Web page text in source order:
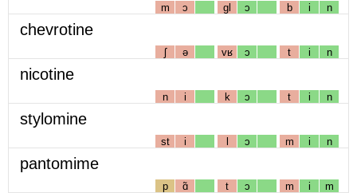
m ɔ gl ɔ b i n
chevrotine
ʃ ə vʁ ɔ t i n
nicotine
n i k ɔ t i n
stylomine
st i l ɔ m i n
pantomime
p ɑ̃ t ɔ m i m